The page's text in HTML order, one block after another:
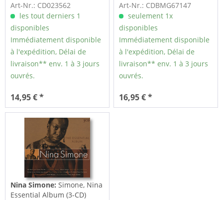
Art-Nr.: CD023562
les tout derniers 1
disponibles
Immédiatement disponible
à l'expédition, Délai de
livraison** env. 1 à 3 jours
ouvrés.
14,95 € *
Art-Nr.: CDBMG67147
seulement 1x
disponibles
Immédiatement disponible
à l'expédition, Délai de
livraison** env. 1 à 3 jours
ouvrés.
16,95 € *
Nina Simone: Simone, Nina
Essential Album (3-CD)